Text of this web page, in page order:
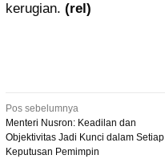
kerugian. (rel)
Navigasi
pos
Pos sebelumnya
Menteri Nusron: Keadilan dan
Objektivitas Jadi Kunci dalam Setiap
Keputusan Pemimpin